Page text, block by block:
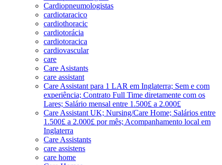
Cardiopneumologistas
cardiotaracico
cardiothoracic
cardiotorácia
cardiotoracica
cardiovascular
care
Care Asistants
care assistant
Care Assistant para 1 LAR em Inglaterra; Sem e com
experiência; Contrato Full Time diretamente com os
Lares; Salário mensal entre 1.500£ a 2.000£
Care Assistant UK; Nursing/Care Home; Salários entre
1.500£ a 2.000£ por mês; Acompanhamento local em
Inglaterra
Care Assistants
care assistens
care home